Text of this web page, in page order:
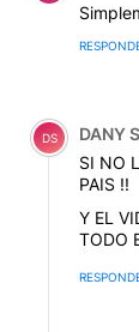
Comentario
DS DANY
SI NO
PAIS !!
Y EL
TODO